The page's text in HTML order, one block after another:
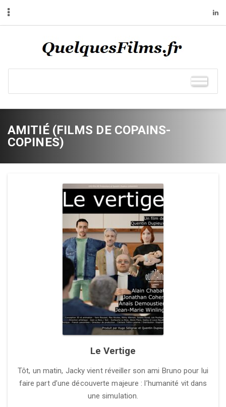
AMITIÉ (FILMS DE COPAINS-
COPINES)
Le Vertige
Tôt, un matin, Jacky vient réveiller son ami Bruno pour lui
faire part d’une découverte majeure : l’humanité vit dans
une simulation.